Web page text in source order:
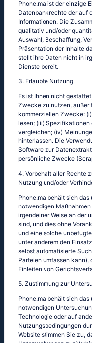
Phone.ma ist der einzige
Datenbankrechte der auf
Informationen. Die
qualitativ und/oder
Auswahl, Beschaffung,
Präsentation der Inhalte
stellt ihre Daten nicht in
Dienste bereit.
3. Erlaubte Nutzung
Es ist Ihnen nicht
Zwecke zu nutzen, außer
kommerziellen Zwecke:
lesen; (iii)
vergleichen; (iv)
hinterlassen. Die
Software zur
persönliche Zwecke
4. Vorbehalt aller Rechte
Nutzung und/oder
Phone.ma behält sich
notwendigen
irgendeiner Weise an der
sind, und dies ohne
und eine solche
unter anderem den
selbst automatisierte
Parteien umfassen kann),
Einleiten von
5. Zustimmung zur
Phone.ma behält sich
notwendigen
Technologie oder auf
Nutzungsbedingungen
Website stimmen Sie zu,